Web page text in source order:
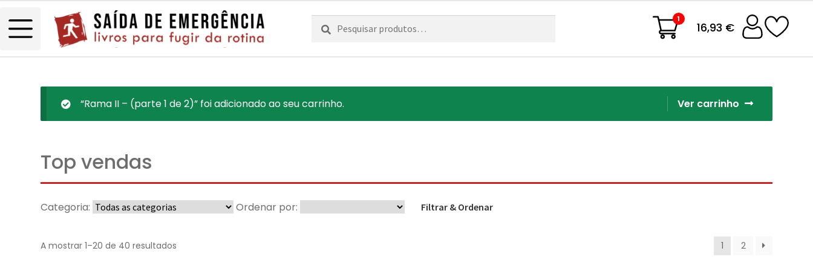
Pesquisar
por:
Pesquisa 1
16,93 €
Ver carrinho
“Rama II – (parte 1 de 2)” foi adicionado ao seu carrinho.
Top vendas
Categoria: Ordenar por: Filtrar & Ordenar
A mostrar 1–20 de 40 resultados 1 2